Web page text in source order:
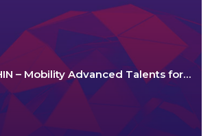
– Mobility Advanced Talents for…